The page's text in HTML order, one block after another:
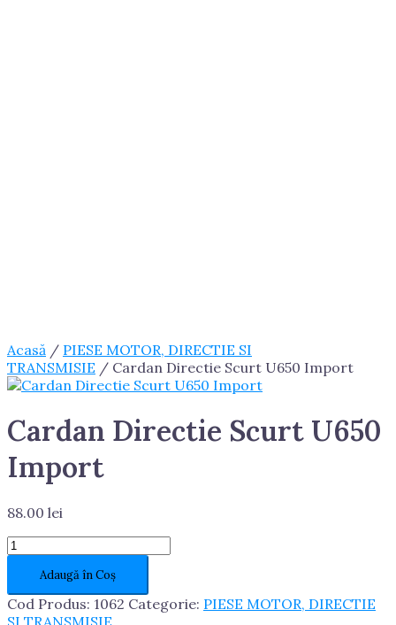
Acasă / PIESE MOTOR, DIRECTIE SI
TRANSMISIE / Cardan Directie Scurt U650 Import
Cardan Directie Scurt U650
Import
88.00 lei
Cantitate
Cardan
Directie
Scurt
U650
Adaugă în Coș
Cod Produs: 1062 Categorie: PIESE MOTOR, DIRECTIE